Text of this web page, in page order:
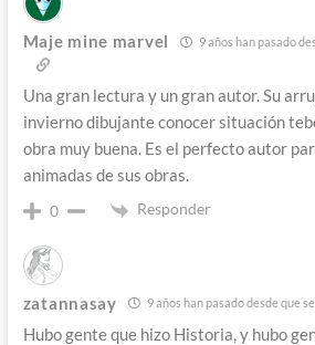
Maje mine marvel 9 años han pasado
Una gran lectura y un gran autor. Su
invierno dibujante conocer situación
obra muy buena. Es el perfecto autor
animadas de sus obras.
0 Responder
zatannasay 9 años han pasado desde que
Hubo gente que hizo Historia, y hubo